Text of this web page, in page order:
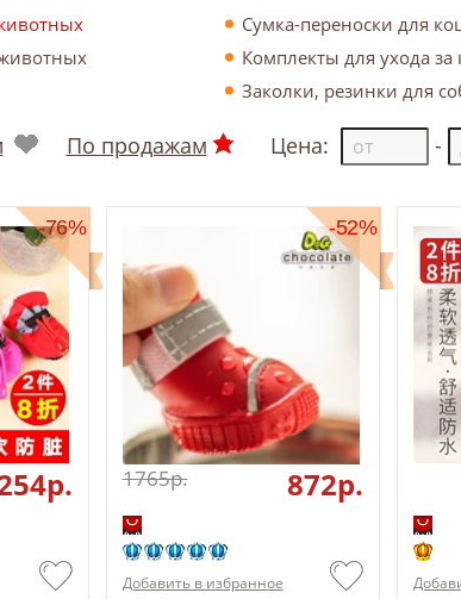
Сумка-переноски для
Комплекты для ухода
Заколки, резинки для
По продажам Цена: -
-76% -52%
1765p. 872p.
Добавить в избранное